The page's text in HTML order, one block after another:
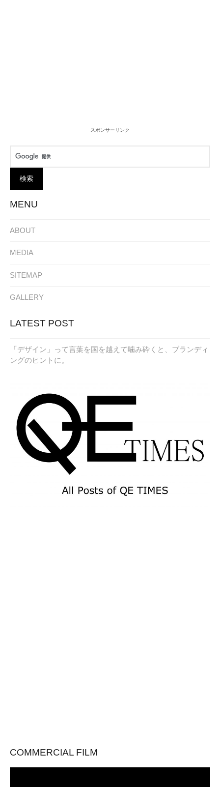
スポンサーリンク
MENU
ABOUT
MEDIA
SITEMAP
GALLERY
LATEST POST
「デザイン」って言葉を国を越えて噛み砕くと、ブランディ
ングのヒントに。
COMMERCIAL FILM